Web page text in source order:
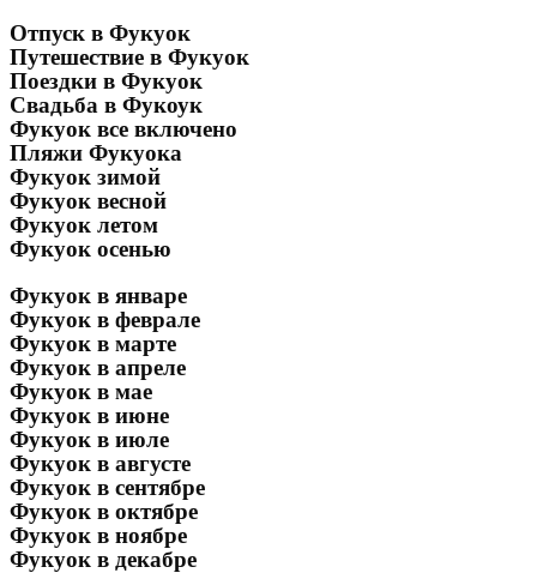
Отпуск в Фукуок
Путешествие в Фукуок
Поездки в Фукуок
Свадьба в Фукоук
Фукуок все включено
Пляжи Фукуока
Фукуок зимой
Фукуок весной
Фукуок летом
Фукуок осенью
Фукуок в январе
Фукуок в феврале
Фукуок в марте
Фукуок в апреле
Фукуок в мае
Фукуок в июне
Фукуок в июле
Фукуок в августе
Фукуок в сентябре
Фукуок в октябре
Фукуок в ноябре
Фукуок в декабре